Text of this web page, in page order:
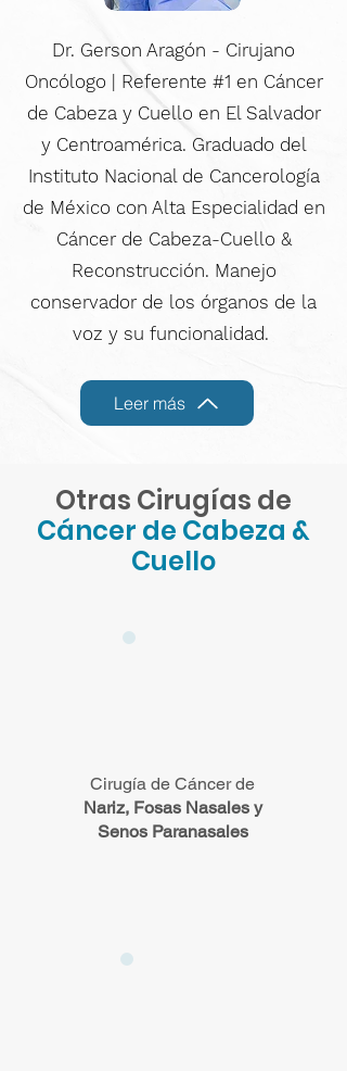
Dr. Gerson Aragón - Cirujano
Oncólogo | Referente #1 en Cáncer
de Cabeza y Cuello en El Salvador
y Centroamérica. Graduado del
Instituto Nacional de Cancerología
de México con Alta Especialidad en
Cáncer de Cabeza-Cuello &
Reconstrucción. Manejo
conservador de los órganos de la
voz y su funcionalidad.
Leer más
Otras Cirugías de
Cáncer de Cabeza &
Cuello
Cirugía de Cáncer de
Nariz, Fosas Nasales y
Senos Paranasales